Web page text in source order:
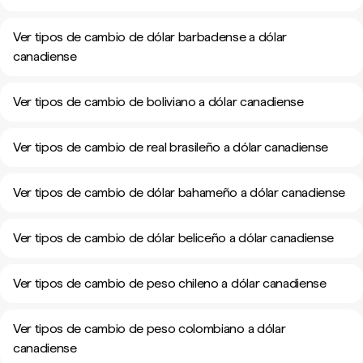
Ver tipos de cambio de dólar barbadense a dólar
canadiense
Ver tipos de cambio de boliviano a dólar canadiense
Ver tipos de cambio de real brasileño a dólar canadiense
Ver tipos de cambio de dólar bahameño a dólar canadiense
Ver tipos de cambio de dólar beliceño a dólar canadiense
Ver tipos de cambio de peso chileno a dólar canadiense
Ver tipos de cambio de peso colombiano a dólar
canadiense